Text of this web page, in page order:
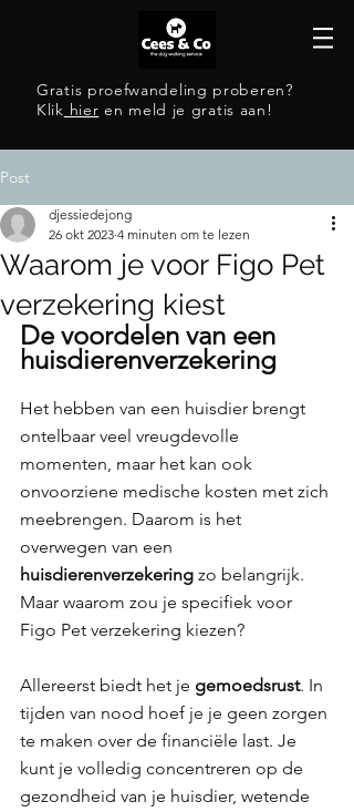
Gratis proefwandeling proberen?
Klik hier en meld je gratis aan!
Post
Waarom je voor Figo Pet
verzekering kiest
djessiedejong
26 okt 2023 4 minuten om te lezen
De voordelen van een
huisdierenverzekering
Het hebben van een huisdier brengt
ontelbaar veel vreugdevolle
momenten, maar het kan ook
onvoorziene medische kosten met zich
meebrengen. Daarom is het
overwegen van een
huisdierenverzekering zo belangrijk.
Maar waarom zou je specifiek voor
Figo Pet verzekering kiezen?
Allereerst biedt het je gemoedsrust. In
tijden van nood hoef je je geen zorgen
te maken over de financiële last. Je
kunt je volledig concentreren op de
gezondheid van je huisdier, wetende